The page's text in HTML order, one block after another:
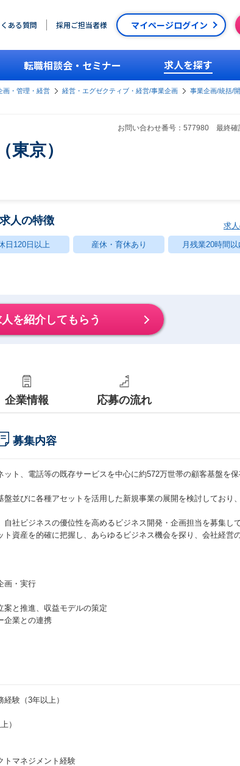
ある質問 採用ご担当者様 マイページログイン
転職相談会・セミナー 求人を探す
画・管理・経営 経営・エグゼクティブ・経営/事業企画
事業企画/統括/
お問い合わせ番号：577980 最終確
京）
求人の特徴 求
日120日以上 産休・育休あり 月残業20時間以
を紹介してもらう
企業情報 応募の流れ
募集内容
ット、電話等の既存サービスを中心に約572万世帯の顧客基盤を保
並びに各種アセットを活用した新規事業の展開を検討しており
社ビジネスの優位性を高めるビジネス開発・企画担当を募集して
ト資産を的確に把握し、あらゆるビジネス機会を探り、会社経営
画・実行
案と推進、収益モデルの策定
企業との連携
験（3年以上）
）
トマネジメント経験